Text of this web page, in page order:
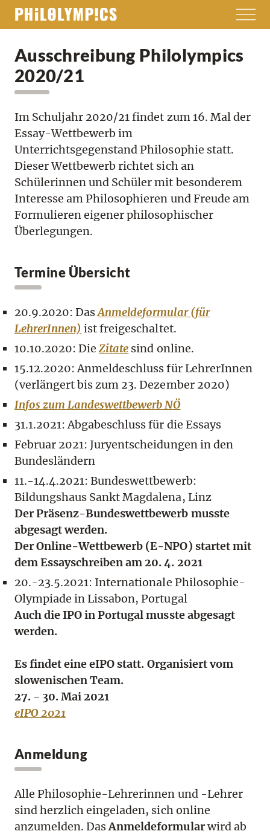
Ausschreibung Philolympics
2020/21
Im Schuljahr 2020/21 findet zum 16. Mal der
Essay-Wettbewerb im
Unterrichtsgegenstand Philosophie statt.
Dieser Wettbewerb richtet sich an
Schülerinnen und Schüler mit besonderem
Interesse am Philosophieren und Freude am
Formulieren eigener philosophischer
Überlegungen.
Termine Übersicht
20.9.2020: DasAnmeldeformular (für
LehrerInnen) ist freigeschaltet.
10.10.2020: DieZitate sind online.
15.12.2020: Anmeldeschluss für LehrerInnen
(verlängert bis zum 23. Dezember 2020)
Infos zum Landeswettbewerb NÖ
31.1.2021: Abgabeschluss für die Essays
Februar 2021: Juryentscheidungen in den
Bundesländern
11.-14.4.2021: Bundeswettbewerb:
Bildungshaus Sankt Magdalena, Linz
Der Präsenz-Bundeswettbewerb musste
abgesagt werden.
Der Online-Wettbewerb (E-NPO) startet mit
dem Essayschreiben am 20. 4. 2021
20.-23.5.2021: Internationale Philosophie-
Olympiade in Lissabon, Portugal
Auch die IPO in Portugal musste abgesagt
werden.
Es findet eineeIPOstatt. Organisiert vom
slowenischen Team.
27. - 30. Mai 2021
eIPO 2021
Anmeldung
Alle Philosophie-Lehrerinnen und -Lehrer
sind herzlich eingeladen, sich online
anzumelden. DasAnmeldeformularwird ab